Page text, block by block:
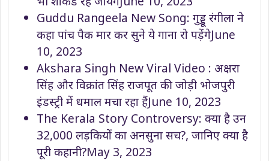
Guddu Rangeela New Song: गुड्डू रंगीला ने
कहा पांच पैक मार कर सुने ये गाना रो पड़ेंगेJune
10, 2023
Akshara Singh New Viral Video : अक्षरा
सिंह और विक्रांत सिंह राजपूत की जोड़ी भोजपुरी
इंडस्ट्री में धमाल मचा रहा हैंJune 10, 2023
The Kerala Story Controversy: क्या है उन
32,000 लड़कियों का अनसुना सच?, जानिए क्या है
पूरी कहानी?May 3, 2023